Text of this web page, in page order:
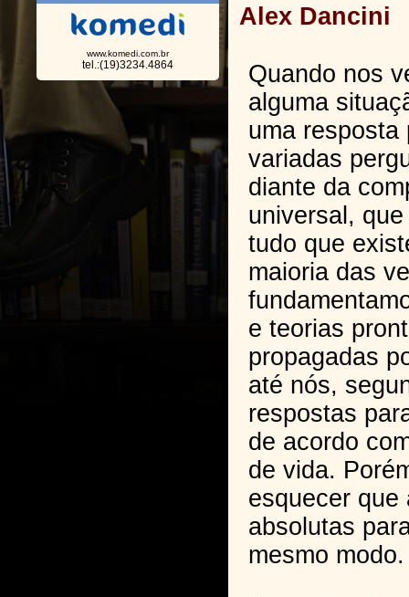
www.komedi.com.br
tel.:(19)3234.4864
Alex Dancini
Quando nos
alguma
uma resposta
variadas
diante da
universal,
tudo que
maioria das
e teorias
propagadas
até nós,
respostas
de acordo
de vida.
esquecer que
absolutas
mesmo modo.